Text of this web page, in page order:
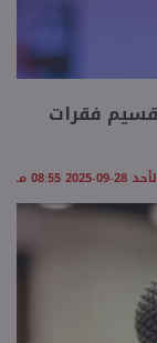
فقرات
09-2025 08:55 مـ